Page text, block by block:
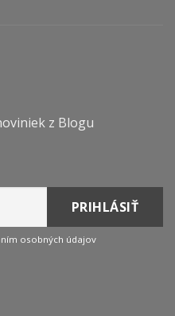
z Blogu
osobných údajov